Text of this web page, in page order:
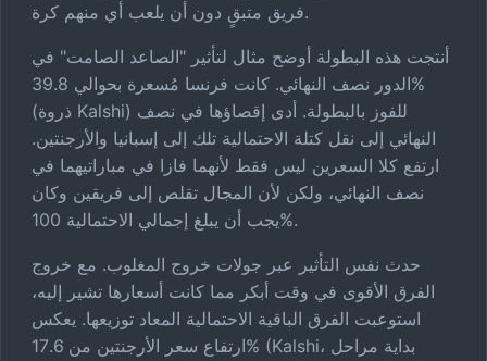
فريق متبقٍ دون أن يلعب أي منهم كرة.
أنتجت هذه البطولة أوضح مثال لتأثير "الصاعد الصامت" في
الدور نصف النهائي. كانت فرنسا مُسعرة بحوالي 39.8%
(ذروة Kalshi) للفوز بالبطولة. أدى إقصاؤها في نصف
النهائي إلى نقل كتلة الاحتمالية تلك إلى إسبانيا والأرجنتين.
ارتفع كلا السعرين ليس فقط لأنهما فازا في مباراتيهما في
نصف النهائي، ولكن لأن المجال تقلص إلى فريقين وكان
يجب أن يبلغ إجمالي الاحتمالية 100%.
حدث نفس التأثير عبر جولات خروج المغلوب. مع خروج
الفرق الأقوى في وقت أبكر مما كانت أسعارها تشير إليه،
استوعبت الفرق الباقية الاحتمالية المعاد توزيعها. يعكس
ارتفاع سعر الأرجنتين من 17.6% (Kalshi، بداية مراحل